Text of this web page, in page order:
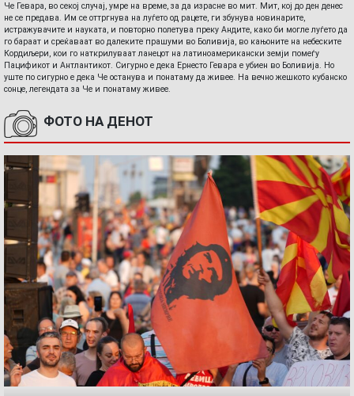
Че Гевара, во секој случај, умре на време, за да израсне во мит. Мит, кој до ден денес
не се предава. Им се оттргнува на луѓето од рацете, ги збунува новинарите,
истражувачите и науката, и повторно полетува преку Андите, како би могле луѓето да
го бараат и среќаваат во далеките прашуми во Боливија, во кањоните на небеските
Кордиљери, кои го наткрилуваат ланецот на латиноамерикански земји помеѓу
Пацификот и Антлантикот. Сигурно е дека Ернесто Гевара е убиен во Боливија. Но
уште по сигурно е дека Че останува и понатаму да живее. На вечно жешкото кубанско
сонце, легендата за Че и понатаму живее.
ФОТО НА ДЕНОТ